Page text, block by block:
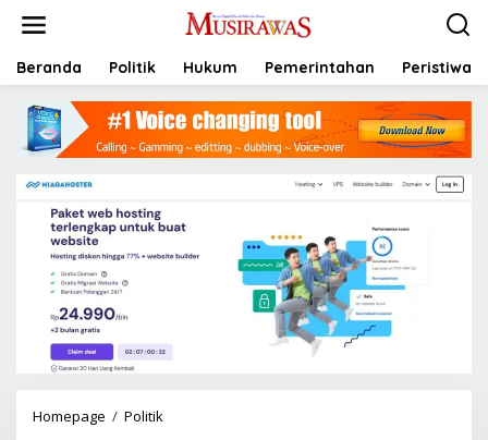
t
Beranda Politik Hukum Pemerintahan Peristiwa
Homepage / Politik